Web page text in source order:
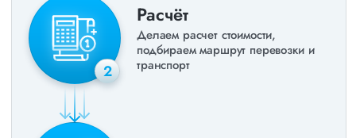
2
Расчёт
Делаем расчет стоимости,
подбираем маршрут перевозки и
транспорт